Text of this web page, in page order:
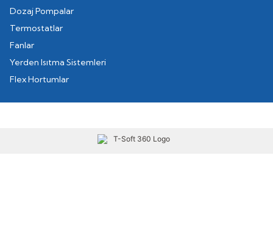
Dozaj Pompalar
Termostatlar
Fanlar
Yerden Isıtma Sistemleri
Flex Hortumlar